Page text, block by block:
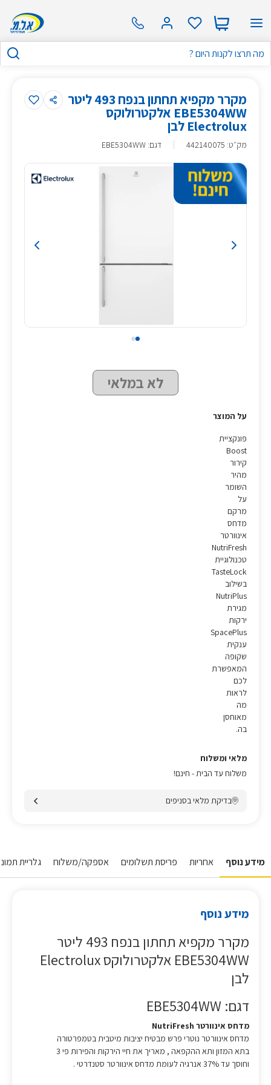
מקרר מקפיא תחתון בנפח 493 ליטר
EBE5304WW אלקטרולוקס
Electrolux לבן
מק״ט:
442140075 דגם: EBE5304WW
לא במלאי
על המוצר
פונקציית
Boost
קירור
מהיר
השומר
על
מרקם
מדחס
אינוורטר
NutriFresh
טכנולוגיית
TasteLock
בשילוב
NutriPlus
מגירת
ירקות
SpacePlus
ענקית
שקופה
המאפשרת
לכם
לראות
מה
מאוחסן
בה.
מלאי ומשלוח
משלוח עד הבית - חינם!
בדיקת מלאי בסניפים
מידע נוסף אחריות פריסת תשלומים אספקה/משלוח גלריית
מידע נוסף
מקרר מקפיא תחתון בנפח 493 ליטר
EBE5304WW אלקטרולוקס Electrolux
לבן
דגם: EBE5304WW
מדחס אינוורטר NutriFresh
מדחס אינוורטר נוטרי פרש מבטיח יציבות מיטבית בטמפרטורה
בתא המזון ותא ההקפאה , מאריך את חיי הירקות והפירות פי 3
וחוסך עד 37% אנרגיה לעומת מדחס אינוורטר סטנדרטי .